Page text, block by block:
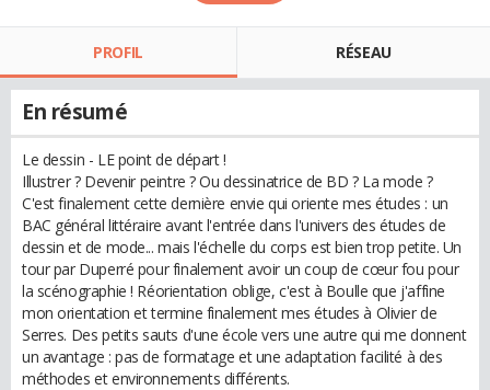
PROFIL RÉSEAU
En résumé
Le dessin - LE point de départ !
Illustrer ? Devenir peintre ? Ou dessinatrice de BD ? La mode ?
C'est finalement cette dernière envie qui oriente mes études : un
BAC général littéraire avant l'entrée dans l'univers des études de
dessin et de mode... mais l'échelle du corps est bien trop petite. Un
tour par Duperré pour finalement avoir un coup de cœur fou pour
la scénographie ! Réorientation oblige, c'est à Boulle que j'affine
mon orientation et termine finalement mes études à Olivier de
Serres. Des petits sauts d'une école vers une autre qui me donnent
un avantage : pas de formatage et une adaptation facilité à des
méthodes et environnements différents.